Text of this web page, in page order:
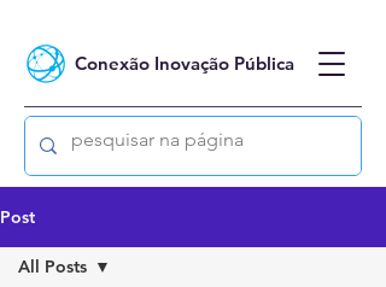
Conexão Inovação Pública
Post
All Posts